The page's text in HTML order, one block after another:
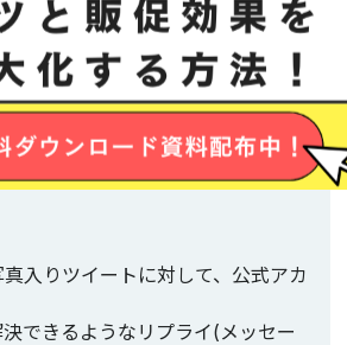
題にしているユーザーに対して企業
入りツイートに対して、公式アカ
できるようなリプライ(メッセー